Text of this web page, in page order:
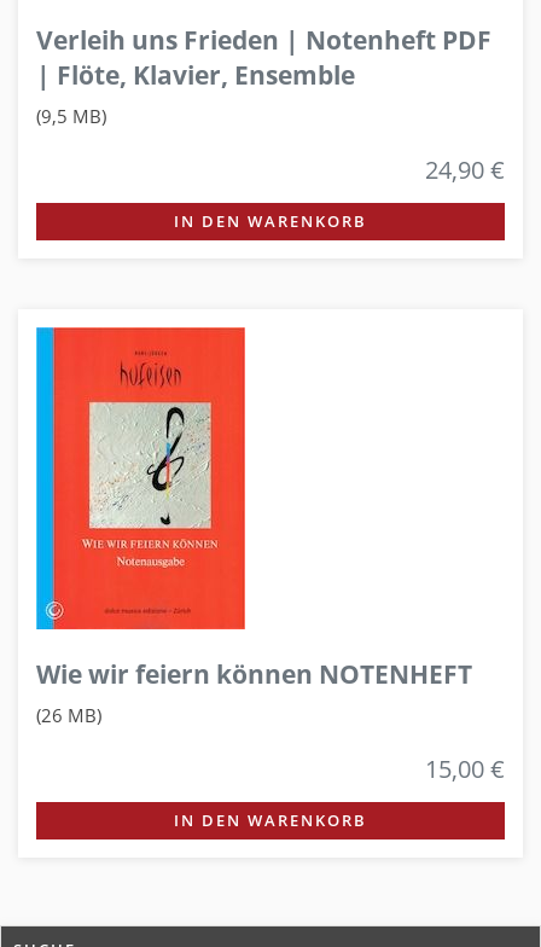
Verleih uns Frieden | Notenheft PDF
| Flöte, Klavier, Ensemble
(9,5 MB)
24,90 €
IN DEN WARENKORB
Wie wir feiern können NOTENHEFT
(26 MB)
15,00 €
IN DEN WARENKORB